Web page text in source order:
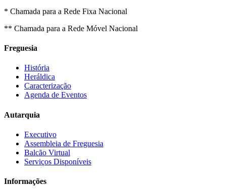
* Chamada para a Rede Fixa Nacional
** Chamada para a Rede Móvel Nacional
Freguesia
História
Heráldica
Caracterização
Agenda de Eventos
Autarquia
Executivo
Assembleia de Freguesia
Balcão Virtual
Serviços Disponíveis
Informações